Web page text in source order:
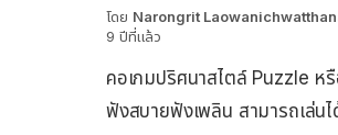
โดย Narongrit
9 ปีที่แล้ว
คอเกมปริศนาสไตล์ Puzzle ห
ฟังสบายฟังเพลิน สามารถเล่น